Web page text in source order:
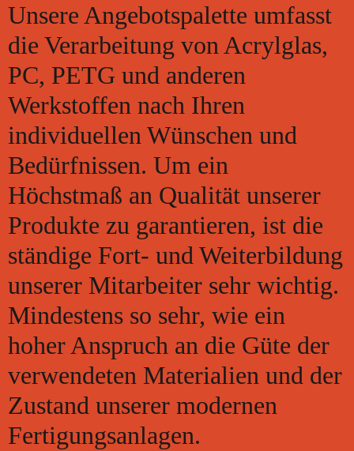
Unsere Angebotspalette umfasst
die Verarbeitung von Acrylglas,
PC, PETG und anderen
Werkstoffen nach Ihren
individuellen Wünschen und
Bedürfnissen. Um ein
Höchstmaß an Qualität unserer
Produkte zu garantieren, ist die
ständige Fort- und Weiterbildung
unserer Mitarbeiter sehr wichtig.
Mindestens so sehr, wie ein
hoher Anspruch an die Güte der
verwendeten Materialien und der
Zustand unserer modernen
Fertigungsanlagen.